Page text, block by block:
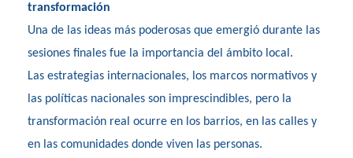
transformación
Una de las ideas más poderosas que emergió durante las
sesiones finales fue la importancia del ámbito local.
Las estrategias internacionales, los marcos normativos y
las políticas nacionales son imprescindibles, pero la
transformación real ocurre en los barrios, en las calles y
en las comunidades donde viven las personas.